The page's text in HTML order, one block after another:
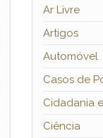
Ar Livre
Artigos
Automóvel
Casos de
Cidadania
Ciência